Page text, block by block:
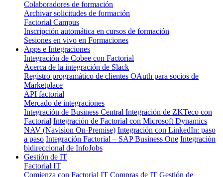
Colaboradores de formación
Archivar solicitudes de formación
Factorial Campus
Inscripción automática en cursos de formación
Sesiones en vivo en Formaciones
Apps e Integraciones
Integración de Cobee con Factorial
Acerca de la integración de Slack
Registro programático de clientes OAuth para socios de
Marketplace
API factorial
Mercado de integraciones
Integración de Business Central Integración de ZKTeco con
Factorial Integración de Factorial con Microsoft Dynamics
NAV (Navision On-Premise) Integración con LinkedIn: paso
a paso Integración Factorial – SAP Business One Integración
bidireccional de InfoJobs
Gestión de IT
Factorial IT
Comienza con Factorial IT Compras de IT Gestión de